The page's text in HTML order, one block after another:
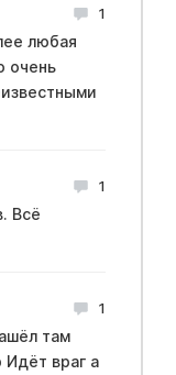
1
любая
очень
1
Всё
1
там